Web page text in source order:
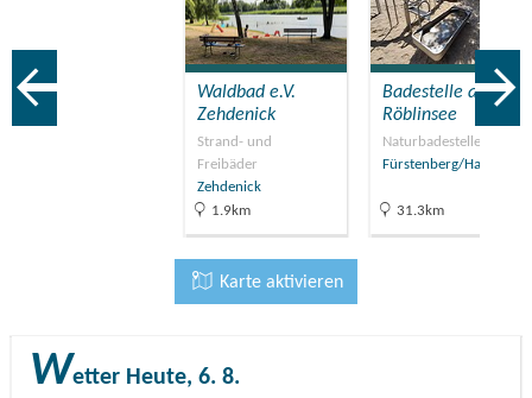
Waldbad e.V.
Zehdenick
Strand- und
Freibäder
Zehdenick
1.9km
Badestelle am
Röblinsee
Naturbadestellen
Fürstenberg/Havel
31.3km
Karte aktivieren
Wetter Heute, 6. 8.